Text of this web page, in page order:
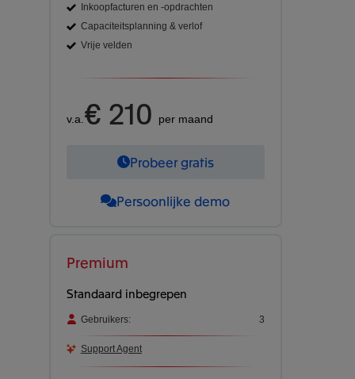
Inkoopfacturen en -opdrachten
Capaciteitsplanning & verlof
Vrije velden
v.a. € 210 per maand
Probeer gratis
Persoonlijke demo
Premium
Standaard inbegrepen
Gebruikers: 3
Support Agent